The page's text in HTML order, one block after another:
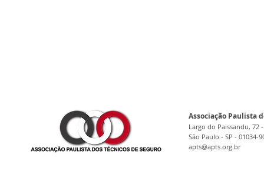
Associação Paulista
Largo do Paissandu, 72
São Paulo - SP - 01034-
apts@apts.org.br